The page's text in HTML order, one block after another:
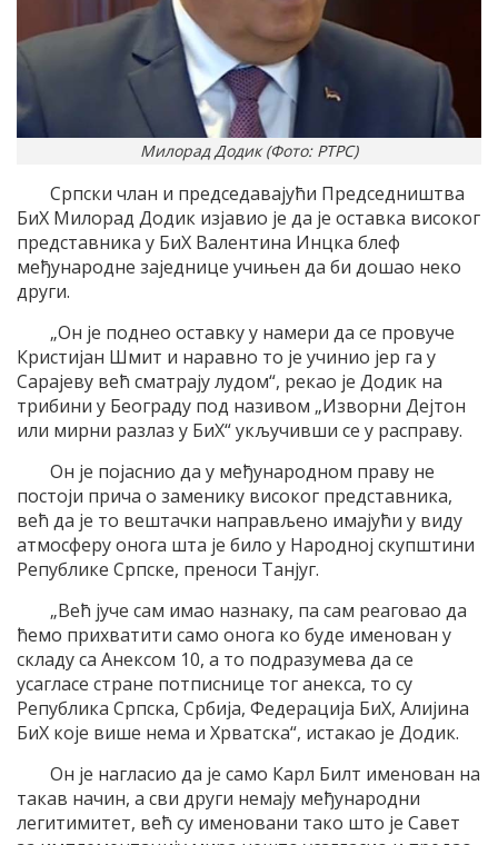
Милорад Додик (Фото: РТРС)
Српски члан и председавајући Председништва
БиХ Милорад Додик изјавио је да је оставка високог
представника у БиХ Валентина Инцка блеф
међународне заједнице учињен да би дошао неко
други.
„Он је поднео оставку у намери да се провуче
Кристијан Шмит и наравно то је учинио јер га у
Сарајеву већ сматрају лудом“, рекао је Додик на
трибини у Београду под називом „Изворни Дејтон
или мирни разлаз у БиХ“ укључивши се у расправу.
Он је појаснио да у међународном праву не
постоји прича о заменику високог представника,
већ да је то вештачки направљено имајући у виду
атмосферу онога шта је било у Народној скупштини
Републике Српске, преноси Танјуг.
„Већ јуче сам имао назнаку, па сам реаговао да
ћемо прихватити само онога ко буде именован у
складу са Анексом 10, а то подразумева да се
усагласе стране потписнице тог анекса, то су
Република Српска, Србија, Федерација БиХ, Алијина
БиХ које више нема и Хрватска“, истакао је Додик.
Он је нагласио да је само Карл Билт именован на
такав начин, а сви други немају међународни
легитимитет, већ су именовани тако што је Савет